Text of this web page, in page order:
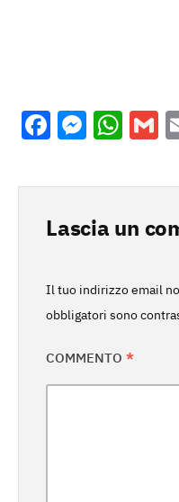
Facebook
Lascia un
Il tuo indirizzo email
obbligatori sono
COMMENTO *